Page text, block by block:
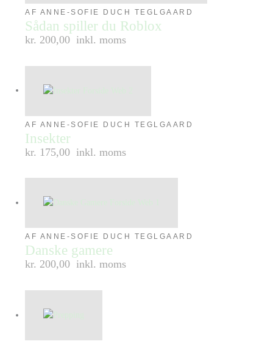
AF ANNE-SOFIE DUCH TEGLGAARD
Sådan spiller du Roblox
kr. 200,00 inkl. moms
AF ANNE-SOFIE DUCH TEGLGAARD
Insekter
kr. 175,00 inkl. moms
AF ANNE-SOFIE DUCH TEGLGAARD
Danske gamere
kr. 200,00 inkl. moms